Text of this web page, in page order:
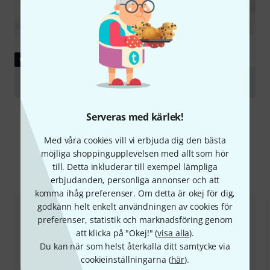
Serveras med kärlek!
Med våra cookies vill vi erbjuda dig den bästa
möjliga shoppingupplevelsen med allt som hör
till. Detta inkluderar till exempel lämpliga
erbjudanden, personliga annonser och att
komma ihåg preferenser. Om detta är okej för dig,
godkänn helt enkelt användningen av cookies för
preferenser, statistik och marknadsföring genom
att klicka på "Okej!" (visa alla).
Du kan när som helst återkalla ditt samtycke via
cookieinställningarna (här).
GUIDE
Jämför alternativ